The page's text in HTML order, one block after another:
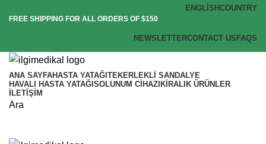
ENGLISHCOUNTRY
FREE SHIPPING FOR ALL ORDERS OF $150
NEWSLETTERCONTACT US FAQS
ANA SAYFAHASTA YATAĞI TEKERLEKLI SANDALYE
HAVALI HASTA YATAĞI SOLUNUM CIHAZI KIRALIK ÜRÜNLER
İLETIŞIM
Ara